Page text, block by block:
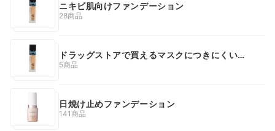
ニキビ肌向けファンデーション
28商品
ドラッグストアで買えるマスクにつきにくいフ
ァンデーション
5商品
日焼け止めファンデーション
141商品